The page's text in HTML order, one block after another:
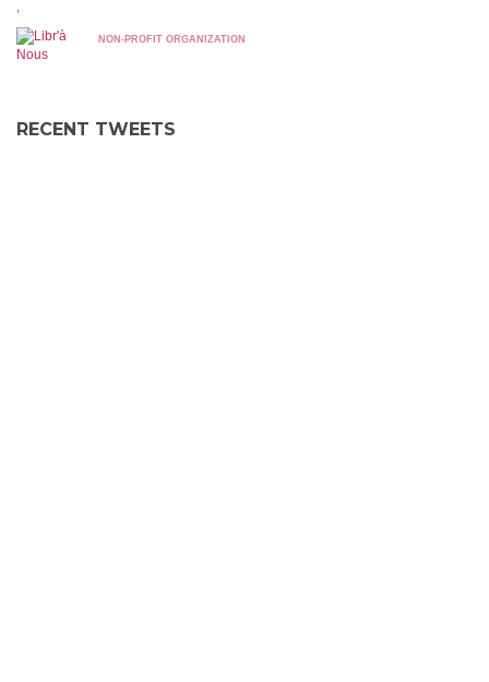
,
NON-PROFIT ORGANIZATION
RECENT TWEETS